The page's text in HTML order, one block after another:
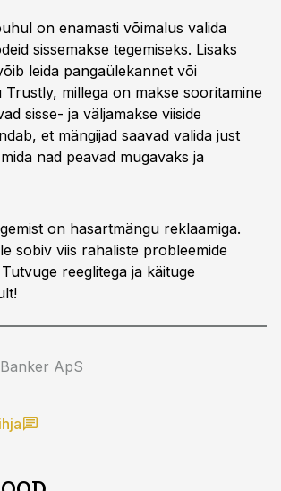
on enamasti võimalus valida
sissemakse tegemiseks. Lisaks
leida pangaülekannet või
millega on makse sooritamine
sisse- ja väljamakse viiside
et mängijad saavad valida just
nad peavad mugavaks ja
on hasartmängu reklaamiga.
sobiv viis rahaliste probleemide
reeglitega ja käituge
ApS